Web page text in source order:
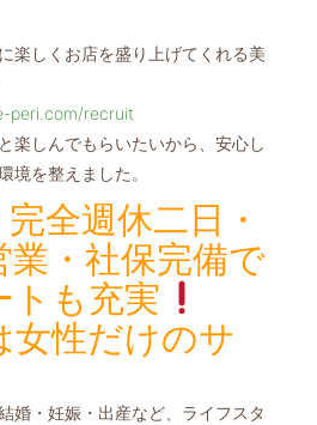
楽しくお店を盛り上げてくれる美
peri.com/recruit
楽しんでもらいたいから、安心し
境を整えました。
全週休二日・
業・社保完備で
トも充実
女性だけのサ
婚・妊娠・出産など、ライフスタ